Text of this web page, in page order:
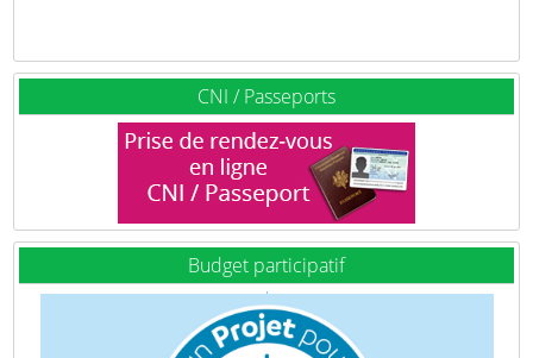
CNI / Passeports
Budget participatif